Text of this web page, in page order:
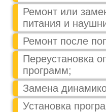
Ремонт или
питания и
Ремонт после
Переустановка
программ;
Замена
Установка